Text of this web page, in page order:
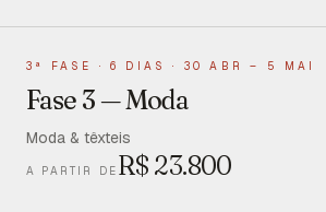
3ª FASE · 6 DIAS · 30 ABR – 5 MAI
Fase 3 — Moda
Moda & têxteis
A PARTIR DE R$ 23.800